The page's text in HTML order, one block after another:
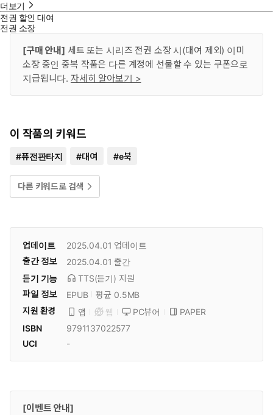
더보기
전권 할인 대여
전권 소장
[구매 안내] 세트 또는 시리즈 전권 소장 시(대여 제외) 이미
소장 중인 중복 작품은 다른 계정에 선물할 수 있는 쿠폰으로
지급됩니다. 자세히 알아보기 >
이 작품의 키워드
#퓨전판타지 #대여 #e북
다른 키워드로 검색
업데이트 2025.04.01 업데이트
출간 정보
2025.04.01 출간
듣기 기능
TTS(듣기) 지원
파일 정보
EPUB
평균 0.5MB
지원 환경
앱 웹 PC뷰어
PAPER
ISBN
9791137022577
UCI
-
[이벤트 안내]